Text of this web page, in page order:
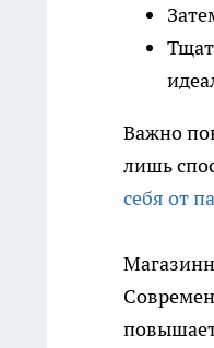
Важно
лишь
себя от